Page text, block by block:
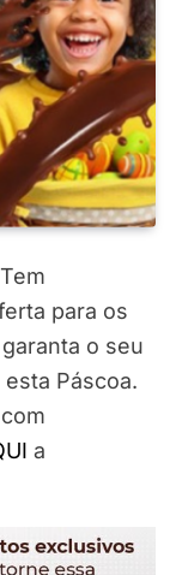
para os
o seu
Páscoa.
a